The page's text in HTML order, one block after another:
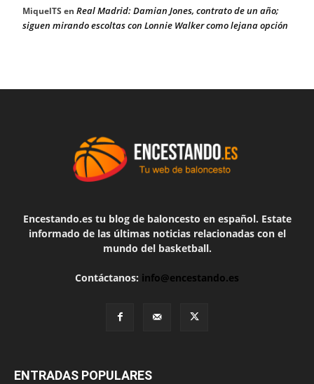
MiquelTS en Real Madrid: Damian Jones, contrato de un año;
siguen mirando escoltas con Lonnie Walker como lejana opción
Encestando.es tu blog de baloncesto en español. Estate
informado de las últimas noticias relacionadas con el
mundo del basketball.
Contáctanos: info@encestando.es
ENTRADAS POPULARES